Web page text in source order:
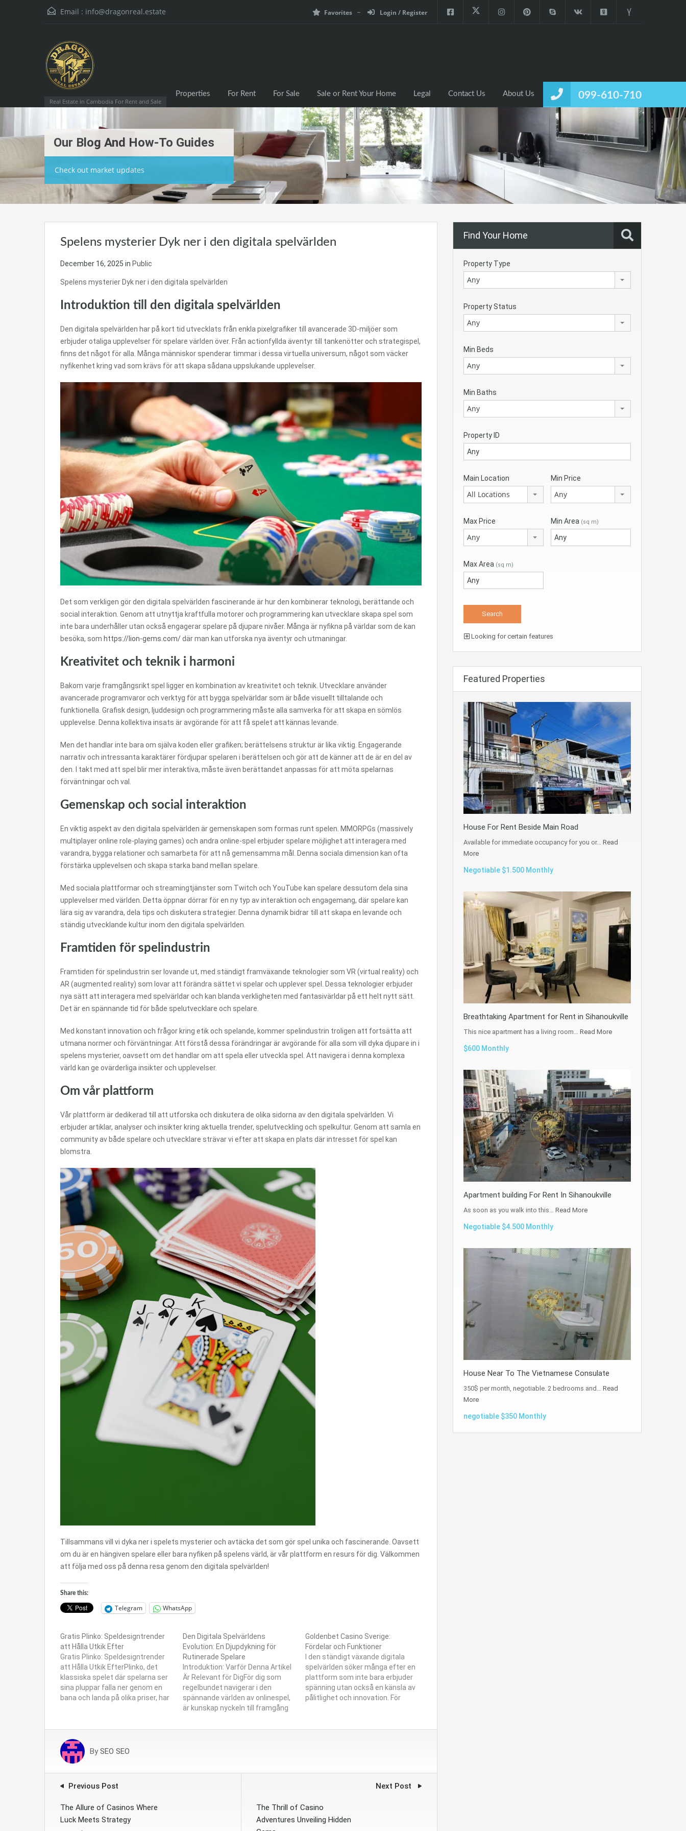
Email : info@dragonreal.estate Favorites Login / Register
Real Estate in Cambodia For Rent and Sale
099-610-710
Properties For Rent For Sale Sale or Rent Your Home Legal Contact Us About Us
Our Blog And How-To Guides
Check out market updates
Spelens mysterier Dyk ner i den digitala spelvärlden
December 16, 2025 in Public
Spelens mysterier Dyk ner i den digitala spelvärlden
Introduktion till den digitala spelvärlden
Den digitala spelvärlden har på kort tid utvecklats från enkla pixelgrafiker till avancerade 3D-miljöer som
erbjuder otaliga upplevelser för spelare världen över. Från actionfyllda äventyr till tankenötter och strategispel,
finns det något för alla. Många människor spenderar timmar i dessa virtuella universum, något som väcker
nyfikenhet kring vad som krävs för att skapa sådana uppslukande upplevelser.
Det som verkligen gör den digitala spelvärlden fascinerande är hur den kombinerar teknologi, berättande och
social interaktion. Genom att utnyttja kraftfulla motorer och programmering kan utvecklare skapa spel som
inte bara underhåller utan också engagerar spelare på djupare nivåer. Många är nyfikna på världar som de kan
besöka, som https://lion-gems.com/där man kan utforska nya äventyr och utmaningar.
Kreativitet och teknik i harmoni
Bakom varje framgångsrikt spel ligger en kombination av kreativitet och teknik. Utvecklare använder
avancerade programvaror och verktyg för att bygga spelvärldar som är både visuellt tilltalande och
funktionella. Grafisk design, ljuddesign och programmering måste alla samverka för att skapa en sömlös
upplevelse. Denna kollektiva insats är avgörande för att få spelet att kännas levande.
Men det handlar inte bara om själva koden eller grafiken; berättelsens struktur är lika viktig. Engagerande
narrativ och intressanta karaktärer fördjupar spelaren i berättelsen och gör att de känner att de är en del av
den. I takt med att spel blir mer interaktiva, måste även berättandet anpassas för att möta spelarnas
förväntningar och val.
Gemenskap och social interaktion
En viktig aspekt av den digitala spelvärlden är gemenskapen som formas runt spelen. MMORPGs (massively
multiplayer online role-playing games) och andra online-spel erbjuder spelare möjlighet att interagera med
varandra, bygga relationer och samarbeta för att nå gemensamma mål. Denna sociala dimension kan ofta
förstärka upplevelsen och skapa starka band mellan spelare.
Med sociala plattformar och streamingtjänster som Twitch och YouTube kan spelare dessutom dela sina
upplevelser med världen. Detta öppnar dörrar för en ny typ av interaktion och engagemang, där spelare kan
lära sig av varandra, dela tips och diskutera strategier. Denna dynamik bidrar till att skapa en levande och
ständig utvecklande kultur inom den digitala spelvärlden.
Framtiden för spelindustrin
Framtiden för spelindustrin ser lovande ut, med ständigt framväxande teknologier som VR (virtual reality) och
AR (augmented reality) som lovar att förändra sättet vi spelar och upplever spel. Dessa teknologier erbjuder
nya sätt att interagera med spelvärldar och kan blanda verkligheten med fantasivärldar på ett helt nytt sätt.
Det är en spännande tid för både spelutvecklare och spelare.
Med konstant innovation och frågor kring etik och spelande, kommer spelindustrin troligen att fortsätta att
utmana normer och förväntningar. Att förstå dessa förändringar är avgörande för alla som vill dyka djupare in i
spelens mysterier, oavsett om det handlar om att spela eller utveckla spel. Att navigera i denna komplexa
värld kan ge ovärderliga insikter och upplevelser.
Om vår plattform
Vår plattform är dedikerad till att utforska och diskutera de olika sidorna av den digitala spelvärlden. Vi
erbjuder artiklar, analyser och insikter kring aktuella trender, spelutveckling och spelkultur. Genom att samla en
community av både spelare och utvecklare strävar vi efter att skapa en plats där intresset för spel kan
blomstra.
Tillsammans vill vi dyka ner i spelets mysterier och avtäcka det som gör spel unika och fascinerande. Oavsett
om du är en hängiven spelare eller bara nyfiken på spelens värld, är vår plattform en resurs för dig. Välkommen
att följa med oss på denna resa genom den digitala spelvärlden!
Share this:
Telegram WhatsApp
Gratis Plinko: Speldesigntrender
att Hålla Utkik Efter
Gratis Plinko: Speldesigntrender
att Hålla Utkik EfterPlinko, det
klassiska spelet där spelarna ser
sina pluppar falla ner genom en
bana och landa på olika priser, har
kommer att utforska de mest
intressanta trenderna inom
speldesign relaterade till det
spännande konceptet av…
Den Digitala Spelvärldens
Evolution: En Djupdykning för
Rutinerade Spelare
Introduktion: Varför Denna Artikel
Är Relevant för DigFör dig som
regelbundet navigerar i den
spännande världen av onlinespel,
är kunskap nyckeln till framgång
spelvärlden förändras konstant,
Goldenbet Casino Sverige:
Fördelar och Funktioner
I den ständigt växande digitala
spelvärlden söker många efter en
plattform som inte bara erbjuder
spänning utan också en känsla av
pålitlighet och innovation. För
etablerat sig som ett starkt
By SEO SEO
Previous Post
The Allure of Casinos Where
Luck Meets Strategy
Next Post
The Thrill of Casino
Adventures Unveiling Hidden
Find Your Home
Property Type
Any
Property Status
Any
Min Beds
Any
Min Baths
Any
Property ID
Main Location
All Locations
Min Price
Any
Max Price
Any
Min Area (sq m)
Max Area (sq m)
Looking for certain features
Featured Properties
House For Rent Beside Main Road
Available for immediate occupancy for you or… Read
More
Negotiable $1.500 Monthly
Breathtaking Apartment for Rent in Sihanoukville
This nice apartment has a living room… Read More
$600 Monthly
Apartment building For Rent In Sihanoukville
As soon as you walk into this… Read More
Negotiable $4.500 Monthly
House Near To The Vietnamese Consulate
350$ per month, negotiable. 2 bedrooms and… Read
More
negotiable $350 Monthly